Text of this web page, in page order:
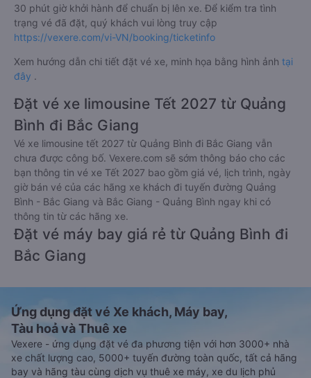
30 phút giờ khởi hành để chuẩn bị lên xe. Để kiểm tra tình
trạng vé đã đặt, quý khách vui lòng truy cập
https://vexere.com/vi-VN/booking/ticketinfo
Xem hướng dẫn chi tiết đặt vé xe, minh họa bằng hình ảnh tại
đây .
Đặt vé xe limousine Tết 2027 từ Quảng
Bình đi Bắc Giang
Vé xe limousine tết 2027 từ Quảng Bình đi Bắc Giang vẫn
chưa được công bố. Vexere.com sẽ sớm thông báo cho các
bạn thông tin vé xe Tết 2027 bao gồm giá vé, lịch trình, ngày
giờ bán vé của các hãng xe khách đi tuyến đường Quảng
Bình - Bắc Giang và Bắc Giang - Quảng Bình ngay khi có
thông tin từ các hãng xe.
Đặt vé máy bay giá rẻ từ Quảng Bình đi
Bắc Giang
Ứng dụng đặt vé Xe khách, Máy bay,
Tàu hoả và Thuê xe
Vexere - ứng dụng đặt vé đa phương tiện với hơn 3000+ nhà
xe chất lượng cao, 5000+ tuyến đường toàn quốc, tất cả hãng
bay và hãng tàu cùng dịch vụ thuê xe máy, xe du lịch phủ